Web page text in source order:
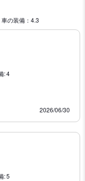
の装備：4.3
:4
2026/06/30
:5